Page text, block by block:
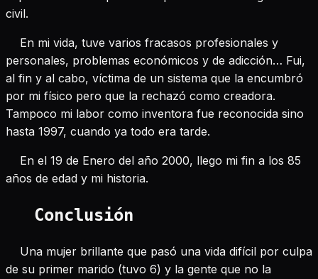
civil.
En mi vida, tuve varios fracasos profesionales y
personales, problemas económicos y de adicción… Fui,
al fin y al cabo, víctima de un sistema que la encumbró
por mi físico pero que la rechazó como creadora.
Tampoco mi labor como inventora fue reconocida sino
hasta 1997, cuando ya todo era tarde.
En el 19 de Enero del año 2000, llego mi fin a los 85
años de edad y mi historia.
Conclusión
Una mujer brillante que pasó una vida difícil por culpa
de su primer marido (tuvo 6) y la gente que no la